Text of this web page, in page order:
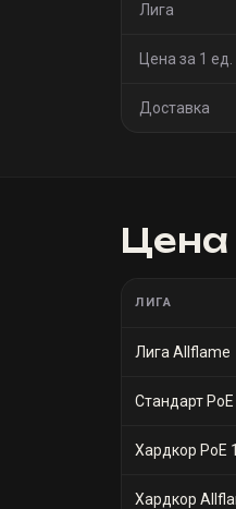
Лига
Цена за 1 ед.
Доставка
Цена
ЛИГА
Лига Allflame
Стандарт PoE
Хардкор PoE 1
Хардкор